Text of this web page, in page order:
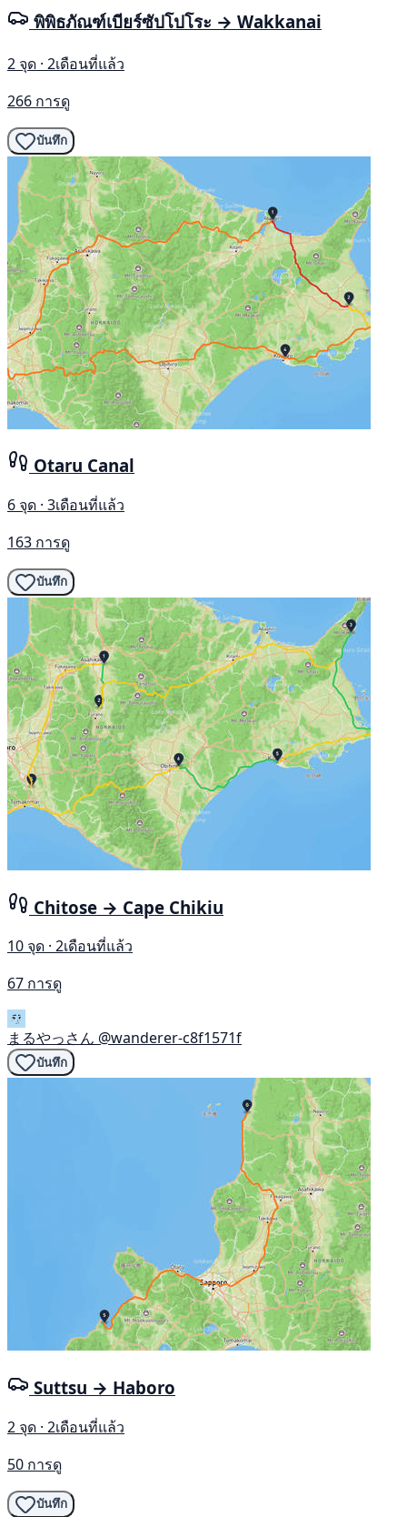
พิพิธภัณฑ์เบียร์ซัปโปโระ → Wakkanai
2 จุด · 2เดือนที่แล้ว
266 การดู
บันทึก
Otaru Canal
6 จุด · 3เดือนที่แล้ว
163 การดู
บันทึก
Chitose → Cape Chikiu
10 จุด · 2เดือนที่แล้ว
67 การดู
まるやっさん @wanderer-c8f1571f
บันทึก
Suttsu → Haboro
2 จุด · 2เดือนที่แล้ว
50 การดู
บันทึก